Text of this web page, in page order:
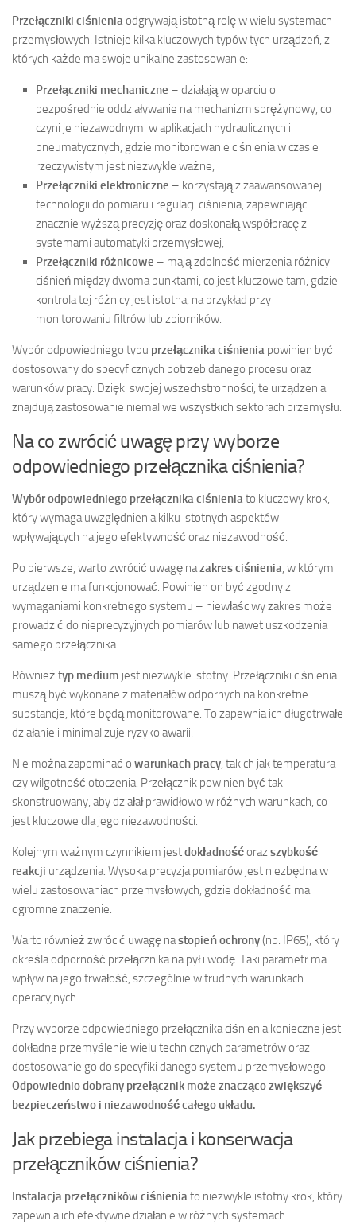
Przełączniki ciśnieniaodgrywają istotną rolę w wielu systemach
przemysłowych. Istnieje kilka kluczowych typów tych urządzeń, z
których każde ma swoje unikalne zastosowanie:
Przełączniki mechaniczne – działają w oparciu o
bezpośrednie oddziaływanie na mechanizm sprężynowy, co
czyni je niezawodnymi w aplikacjach hydraulicznych i
pneumatycznych, gdzie monitorowanie ciśnienia w czasie
rzeczywistym jest niezwykle ważne,
Przełączniki elektroniczne – korzystają z zaawansowanej
technologii do pomiaru i regulacji ciśnienia, zapewniając
znacznie wyższą precyzję oraz doskonałą współpracę z
systemami automatyki przemysłowej,
Przełączniki różnicowe – mają zdolność mierzenia różnicy
ciśnień między dwoma punktami, co jest kluczowe tam, gdzie
kontrola tej różnicy jest istotna, na przykład przy
monitorowaniu filtrów lub zbiorników.
Wybór odpowiedniego typu przełącznika ciśnienia powinien być
dostosowany do specyficznych potrzeb danego procesu oraz
warunków pracy. Dzięki swojej wszechstronności, te urządzenia
znajdują zastosowanie niemal we wszystkich sektorach przemysłu.
Na co zwrócić uwagę przy wyborze
odpowiedniego przełącznika ciśnienia?
Wybór odpowiedniego przełącznika ciśnieniato kluczowy krok,
który wymaga uwzględnienia kilku istotnych aspektów
wpływających na jego efektywność oraz niezawodność.
Po pierwsze, warto zwrócić uwagę nazakres ciśnienia, w którym
urządzenie ma funkcjonować. Powinien on być zgodny z
wymaganiami konkretnego systemu – niewłaściwy zakres może
prowadzić do nieprecyzyjnych pomiarów lub nawet uszkodzenia
samego przełącznika.
Również typ medium jest niezwykle istotny. Przełączniki ciśnienia
muszą być wykonane z materiałów odpornych na konkretne
substancje, które będą monitorowane. To zapewnia ich długotrwałe
działanie i minimalizuje ryzyko awarii.
Nie można zapominać o warunkach pracy, takich jak temperatura
czy wilgotność otoczenia. Przełącznik powinien być tak
skonstruowany, aby działał prawidłowo w różnych warunkach, co
jest kluczowe dla jego niezawodności.
Kolejnym ważnym czynnikiem jestdokładnośćorazszybkość
reakcji urządzenia. Wysoka precyzja pomiarów jest niezbędna w
wielu zastosowaniach przemysłowych, gdzie dokładność ma
ogromne znaczenie.
Warto również zwrócić uwagę nastopień ochrony(np. IP65), który
określa odporność przełącznika na pył i wodę. Taki parametr ma
wpływ na jego trwałość, szczególnie w trudnych warunkach
operacyjnych.
Przy wyborze odpowiedniego przełącznika ciśnienia konieczne jest
dokładne przemyślenie wielu technicznych parametrów oraz
dostosowanie go do specyfiki danego systemu przemysłowego.
Odpowiednio dobrany przełącznik może znacząco zwiększyć
bezpieczeństwo i niezawodność całego układu.
Jak przebiega instalacja i konserwacja
przełączników ciśnienia?
Instalacja przełączników ciśnieniato niezwykle istotny krok, który
zapewnia ich efektywne działanie w różnych systemach